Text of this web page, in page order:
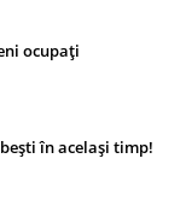
ocupați
în același timp!